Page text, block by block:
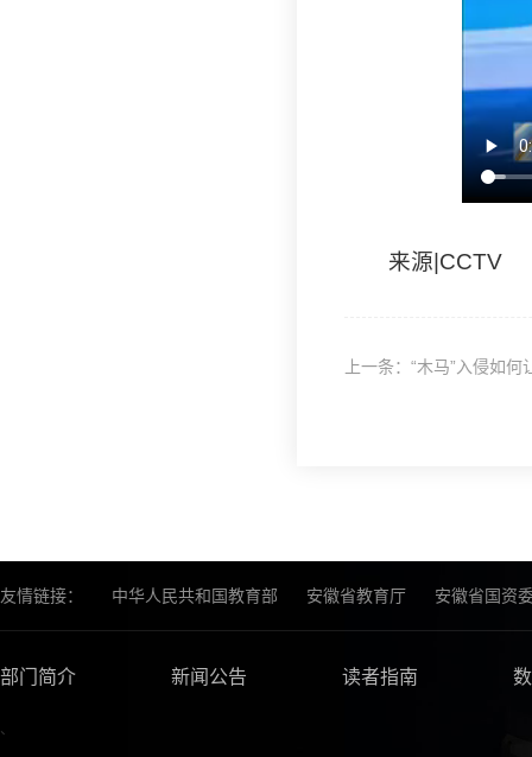
来源|CCTV
上一条：“木马”入侵如
友情链接： 中华人民共和国教育部 安徽省教育厅 安徽省国资
部门简介 新闻公告 读者指南
、